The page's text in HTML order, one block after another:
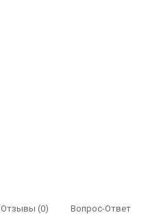
Отзывы (0) Вопрос-Ответ